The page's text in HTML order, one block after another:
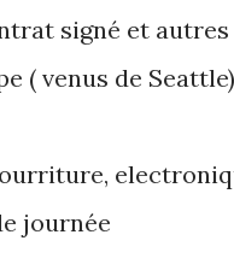
signé et
( venus de
journée